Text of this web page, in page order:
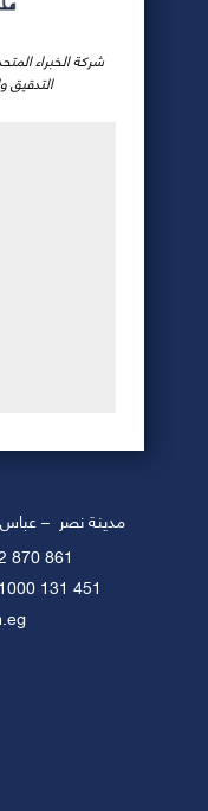
شركة الخبراء
التدقيق
18 مدينة نصر –
870 861
131 451